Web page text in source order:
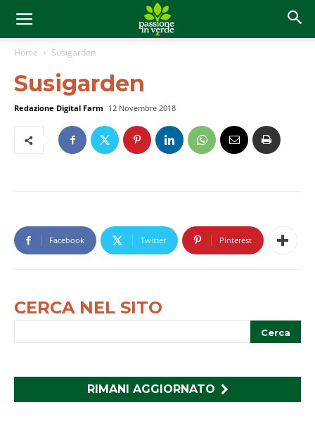
Home Susigarden
Susigarden
Redazione Digital Farm 12 Novembre 2018
Facebook Twitter Pinterest
CERCA NEL SITO
RIMANI AGGIORNATO